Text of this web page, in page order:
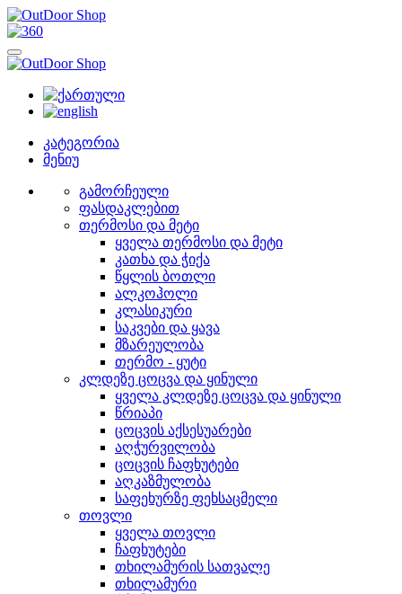
კატეგორია
მენიუ
გამორჩეული
ფასდაკლებით
თერმოსი და მეტი
ყველა თერმოსი და მეტი
კათხა და ჭიქა
წყლის ბოთლი
ალკოჰოლი
კლასიკური
საკვები და ყავა
მზარეულობა
თერმო - ყუტი
კლდეზე ცოცვა და ყინული
ყველა კლდეზე ცოცვა და ყინული
წრიაპი
ცოცვის აქსესუარები
აღჭურვილობა
ცოცვის ჩაფხუტები
აღკაზმულობა
საფეხურზე ფეხსაცმელი
თოვლი
ყველა თოვლი
ჩაფხუტები
თხილამურის სათვალე
თხილამური